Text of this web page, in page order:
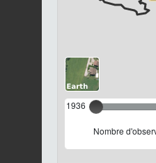
1936
Nombre